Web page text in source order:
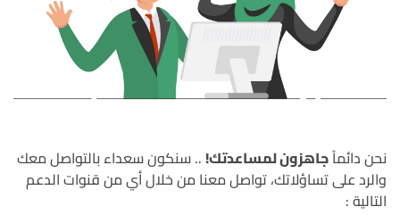
نحن دائماًجاهزون لمساعدتك! .. سنكون سعداء بالتواصل معك
والرد على تساؤلاتك، تواصل معنا من خلال أي من قنوات الدعم
التالية :